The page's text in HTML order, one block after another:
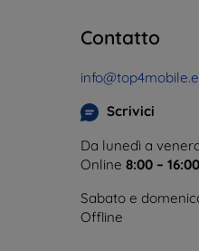
Contatto
Scrivici
Da lunedì a
Online 8:00 – 16:00
Sabato e
Offline